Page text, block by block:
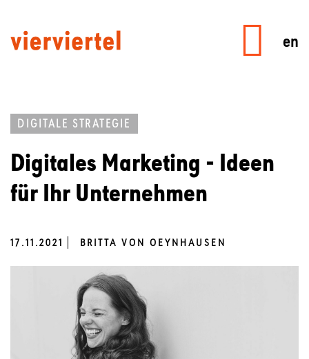
en
DIGITALE STRATEGIE
Digitales Marketing - Ideen
für Ihr Unternehmen
17.11.2021 BRITTA VON OEYNHAUSEN